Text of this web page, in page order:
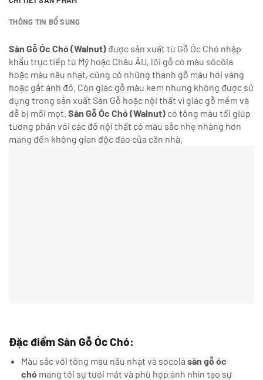
THÔNG TIN BỔ SUNG
Sàn Gỗ Óc Chó (Walnut) được sản xuất từ Gỗ Óc Chó nhập
khẩu trực tiếp từ Mỹ hoặc Châu ÂU, lõi gỗ có màu sôcôla
hoặc màu nâu nhạt, cũng có những thanh gỗ màu hơi vàng
hoặc gắt ánh đỏ. Còn giác gỗ màu kem nhưng không được sử
dụng trong sản xuất Sàn Gỗ hoặc nội thất vì giác gỗ mềm và
dễ bị mối mọt. Sàn Gỗ Óc Chó (Walnut) có tông màu tối giúp
tương phản với các đồ nội thất có màu sắc nhẹ nhàng hơn
mang đến không gian độc đáo của căn nhà.
Đặc điểm Sàn Gỗ Óc Chó:
Màu sắc với tông màu nâu nhạt và socola sàn gỗ óc
chó mang tới sự tươi mát và phù hợp ánh nhìn tạo sự